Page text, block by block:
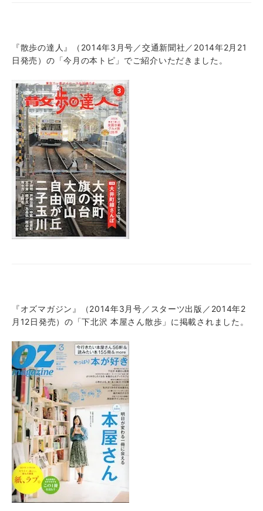
『散歩の達人』（2014年3月号／交通新聞社／2014年2月21
日発売）の「今月の本トピ」でご紹介いただきました。
『オズマガジン』（2014年3月号／スターツ出版／2014年2
月12日発売）の「下北沢 本屋さん散歩」に掲載されました。